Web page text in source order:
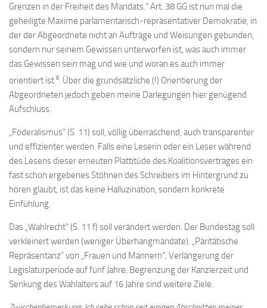
Grenzen in der Freiheit des Mandats.“ Art. 38 GG ist nun mal die
geheiligte Maxime parlamentarisch-repräsentativer Demokratie, in
der der Abgeordnete nicht an Aufträge und Weisungen gebunden,
sondern nur seinem Gewissen unterworfen ist, was auch immer
das Gewissen sein mag und wie und woran es auch immer
orientiert ist 8. Über die grundsätzliche (!) Orientierung der
Abgeordneten jedoch geben meine Darlegungen hier genügend
Aufschluss.
„Föderalismus“ (S. 11) soll, völlig überraschend, auch transparenter
und effizienter werden. Falls eine Leserin oder ein Leser während
des Lesens dieser erneuten Plattitüde des Koalitionsvertrages ein
fast schon ergebenes Stöhnen des Schreibers im Hintergrund zu
hören glaubt, ist das keine Halluzination, sondern konkrete
Einfühlung.
Das „Wahlrecht“ (S. 11 f) soll verändert werden. Der Bundestag soll
verkleinert werden (weniger Überhangmandate). „Päritätische
Repräsentanz“ von „Frauen und Männern“, Verlängerung der
Legislaturperiode auf fünf Jahre, Begrenzung der Kanzlerzeit und
Senkung des Wahlalters auf 16 Jahre sind weitere Ziele.